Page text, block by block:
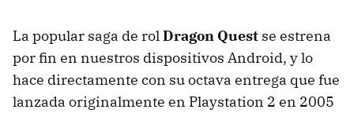
La popular saga de rolDragon Quest se estrena
por fin en nuestros dispositivos Android, y lo
hace directamente con su octava entrega que fue
lanzada originalmente en Playstation 2 en 2005